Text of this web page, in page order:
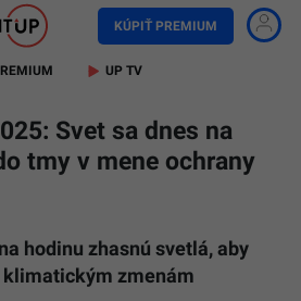
KÚPIŤ PREMIUM
UP TV
Svet sa dnes na
tmy v mene ochrany
hodinu zhasnú svetlá, aby
zmenám